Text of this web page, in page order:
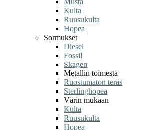
Musta
Kulta
Ruusukulta
Hopea
Sormukset
Diesel
Fossil
Skagen
Metallin toimesta
Ruostumaton teräs
Sterlinghopea
Värin mukaan
Kulta
Ruusukulta
Hopea